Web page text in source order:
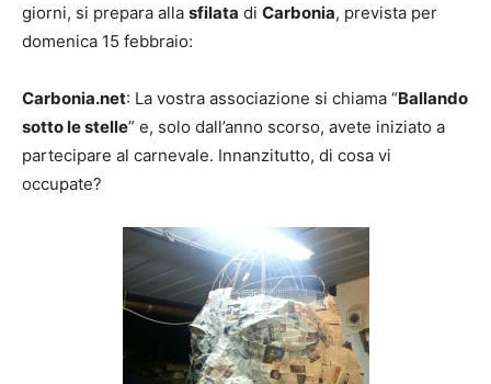
giorni, si prepara alla sfilata di Carbonia, prevista per
domenica 15 febbraio:
Carbonia.net: La vostra associazione si chiama “Ballando
sotto le stelle” e, solo dall’anno scorso, avete iniziato a
partecipare al carnevale. Innanzitutto, di cosa vi
occupate?